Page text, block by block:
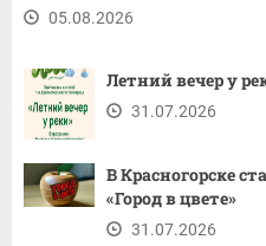
05.08.2026
Летний вечер у
31.07.2026
В Красногорске
«Город в цвете»
31.07.2026